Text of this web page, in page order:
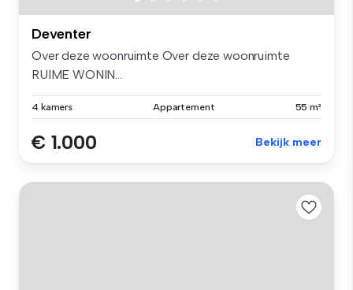
Deventer
Over deze woonruimte Over deze woonruimte
RUIME WONIN...
4 kamers Appartement 55 m²
€ 1.000 Bekijk meer